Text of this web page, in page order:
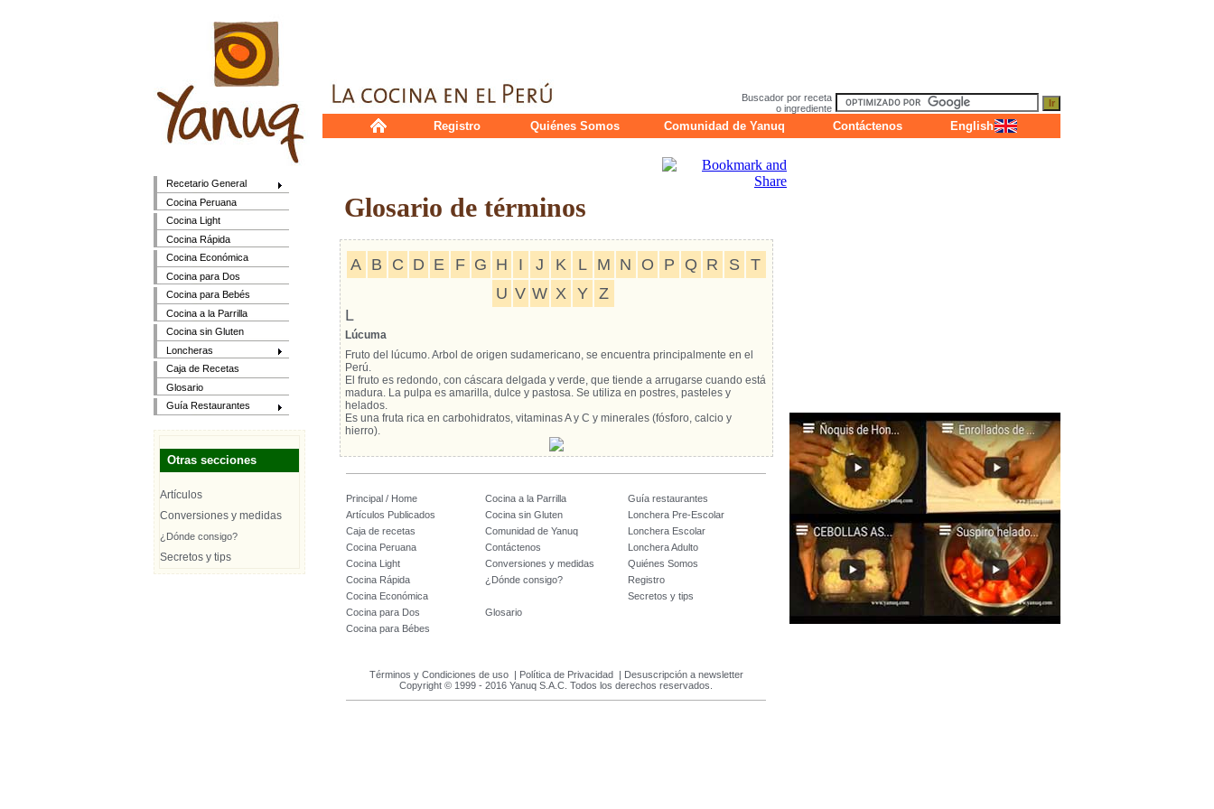
Recetario General
Cocina Peruana
Cocina Light
Cocina Rápida
Cocina Económica
Cocina para Dos
Cocina para Bebés
Cocina a la Parrilla
Cocina sin Gluten
Loncheras
Caja de Recetas
Glosario
Guía Restaurantes
Otras secciones
Artículos
Conversiones y medidas
¿Dónde consigo?
Secretos y tips
Buscador por receta
o ingrediente
Registro Quiénes Somos Comunidad de Yanuq Contáctenos English
Glosario de términos
A B C D E F G H I J K L M N O P Q R S
T
U V W X Y
Z
L
Lúcuma
Fruto del lúcumo. Arbol de origen sudamericano, se encuentra principalmente en el
Perú.
El fruto es redondo, con cáscara delgada y verde, que tiende a arrugarse cuando está
madura. La pulpa es amarilla, dulce y pastosa. Se utiliza en postres, pasteles y
helados.
Es una fruta rica en carbohidratos, vitaminas A y C y minerales (fósforo, calcio y
hierro).
Principal / Home Cocina a la Parrilla
Guía restaurantes
Artículos Publicados
Cocina sin Gluten
Lonchera Pre-Escolar
Caja de recetas
Comunidad de Yanuq
Lonchera Escolar
Cocina Peruana
Contáctenos
Lonchera Adulto
Cocina Light
Conversiones y medidas
Quiénes Somos
Cocina Rápida
¿Dónde consigo?
Registro
Cocina Económica
Secretos y tips
Cocina para Dos
Glosario
Cocina para Bébes
Términos y Condiciones de uso| Política de Privacidad| Desuscripción a newsletter
Copyright © 1999 - 2016 Yanuq S.A.C. Todos los derechos reservados.